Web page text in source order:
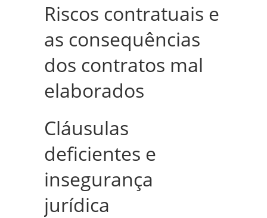
Riscos contratuais e
as consequências
dos contratos mal
elaborados
Cláusulas
deficientes e
insegurança
jurídica